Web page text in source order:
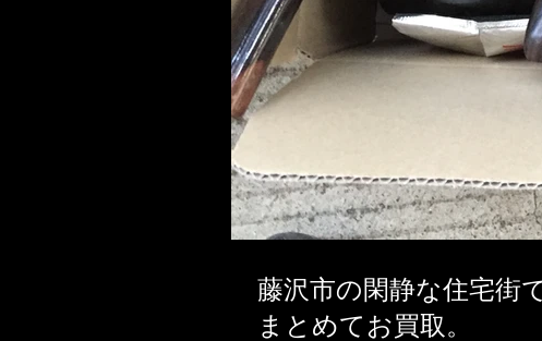
藤沢市の閑静な住宅街
まとめてお買取。